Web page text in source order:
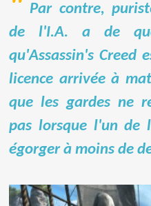
Par contre,
de l'I.A. a de
qu'Assassin's Creed
licence arrivée à
que les gardes ne
pas lorsque l'un de
égorger à moins de